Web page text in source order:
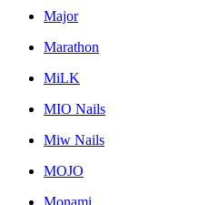
Major
Marathon
MiLK
MIO Nails
Miw Nails
MOJO
Monami